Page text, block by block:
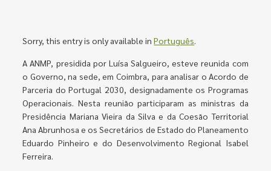
Sorry, this entry is only available inPortuguês.
A ANMP, presidida por Luísa Salgueiro, esteve reunida com
o Governo, na sede, em Coimbra, para analisar o Acordo de
Parceria do Portugal 2030, designadamente os Programas
Operacionais. Nesta reunião participaram as ministras da
Presidência Mariana Vieira da Silva e da Coesão Territorial
Ana Abrunhosa e os Secretários de Estado do Planeamento
Eduardo Pinheiro e do Desenvolvimento Regional Isabel
Ferreira.